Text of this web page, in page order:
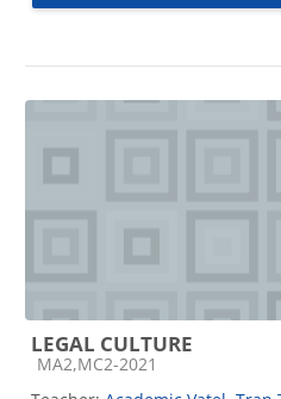
LEGAL CULTURE
Course category
MA2,MC2-2021